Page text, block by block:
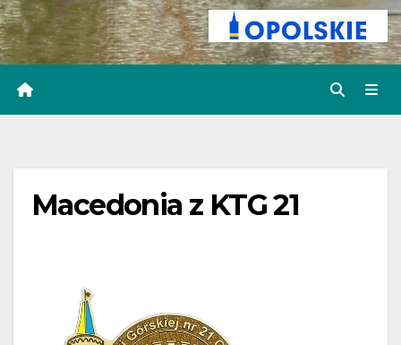
Macedonia z KTG 21